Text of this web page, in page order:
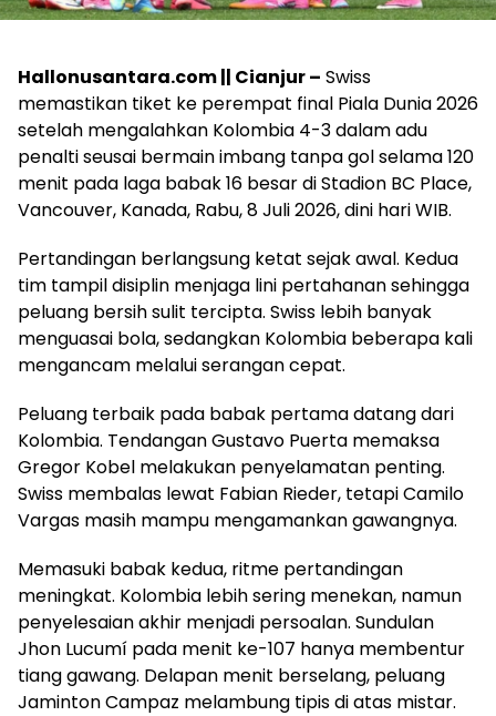
Hallonusantara.com || Cianjur – Swiss
memastikan tiket ke perempat final Piala Dunia 2026
setelah mengalahkan Kolombia 4-3 dalam adu
penalti seusai bermain imbang tanpa gol selama 120
menit pada laga babak 16 besar di Stadion BC Place,
Vancouver, Kanada, Rabu, 8 Juli 2026, dini hari WIB.
Pertandingan berlangsung ketat sejak awal. Kedua
tim tampil disiplin menjaga lini pertahanan sehingga
peluang bersih sulit tercipta. Swiss lebih banyak
menguasai bola, sedangkan Kolombia beberapa kali
mengancam melalui serangan cepat.
Peluang terbaik pada babak pertama datang dari
Kolombia. Tendangan Gustavo Puerta memaksa
Gregor Kobel melakukan penyelamatan penting.
Swiss membalas lewat Fabian Rieder, tetapi Camilo
Vargas masih mampu mengamankan gawangnya.
Memasuki babak kedua, ritme pertandingan
meningkat. Kolombia lebih sering menekan, namun
penyelesaian akhir menjadi persoalan. Sundulan
Jhon Lucumí pada menit ke-107 hanya membentur
tiang gawang. Delapan menit berselang, peluang
Jaminton Campaz melambung tipis di atas mistar.